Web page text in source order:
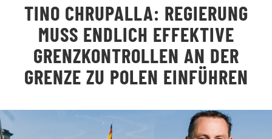
LANDESGRUPPEN
VERANSTALTUNGEN
TINO CHRUPALLA: REGIERUNG
MUSS ENDLICH EFFEKTIVE
GRENZKONTROLLEN AN DER
GRENZE ZU POLEN EINFÜHREN